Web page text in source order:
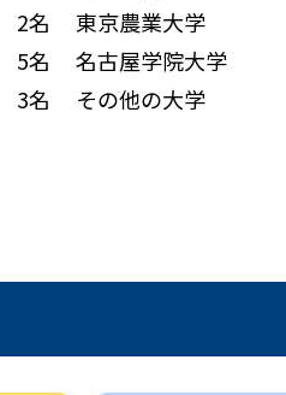
2名
5名
3名
東京農業大学
名古屋学院大学
その他の大学